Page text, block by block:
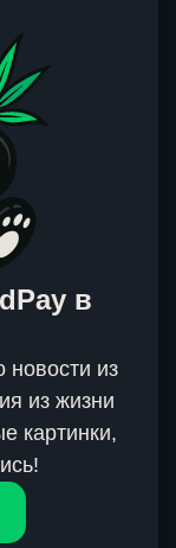
в
новости из
из жизни
картинки,